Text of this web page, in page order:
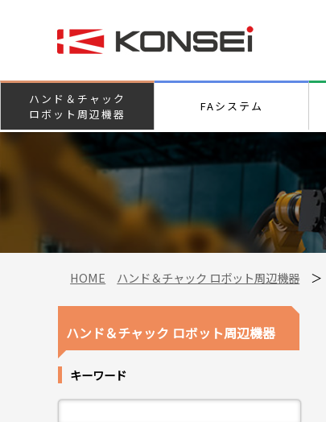
ハンド＆チャック
ロボット周辺機器
FAシステム
HOME ハンド＆チャック ロボット周辺機器 ＞
ハンド＆チャック ロボット周辺機器
キーワード